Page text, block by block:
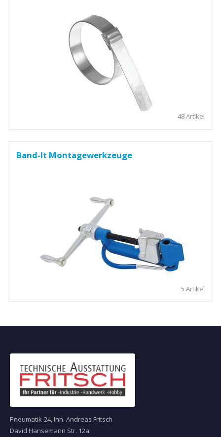
48 Artikel
Band-It Montagewerkzeuge
5 Artikel
Pneumatik-24, Inh. Andreas Fritsch
David Hansemann Str. 12a